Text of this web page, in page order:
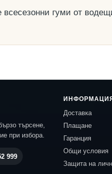
всесезонни гуми от
търсене,
при избора.
999
ИНФОРМАЦИЯ
Доставка
Плащане
Гаранция
Общи условия
Защита на